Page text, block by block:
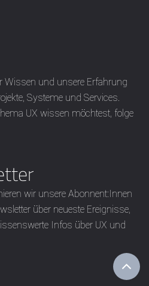
Wissen und unsere Erfahrung
Systeme und Services.
UX wissen möchtest, folge
wir unsere Abonnent:Innen
über neueste Ereignisse,
Infos über UX und